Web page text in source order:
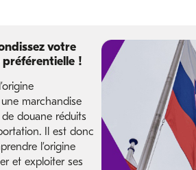
votre
préférentielle !
marchandise
douane réduits
Il est donc
l’origine
et exploiter ses